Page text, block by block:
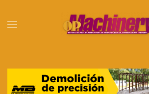
Skip to main content